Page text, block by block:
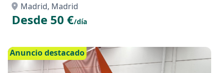
Madrid, Madrid
Desde 50 €/día
Anuncio destacado